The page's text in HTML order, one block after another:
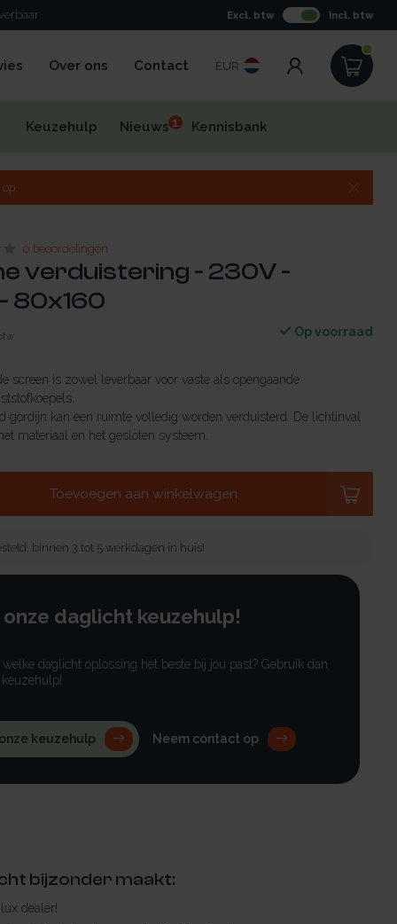
Excl. btw Incl. btw
Over ons Contact EUR
Keuzehulp Nieuws1 Kennisbank
0 beoordelingen
verduistering - 230V -
80x160
Op voorraad
screen is zowel leverbaar voor vaste als opengaande
gordijn kan een ruimte volledig worden verduisterd. De lichtinval
materiaal en het gesloten systeem.
Toevoegen aan winkelwagen
binnen 3 tot 5 werkdagen in huis!
daglicht keuzehulp!
daglicht oplossing het beste bij jou past? Gebruik dan
keuzehulp Neem contact op
bijzonder maakt:
dealer!